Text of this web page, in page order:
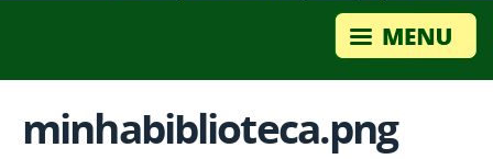
minhabiblioteca.png